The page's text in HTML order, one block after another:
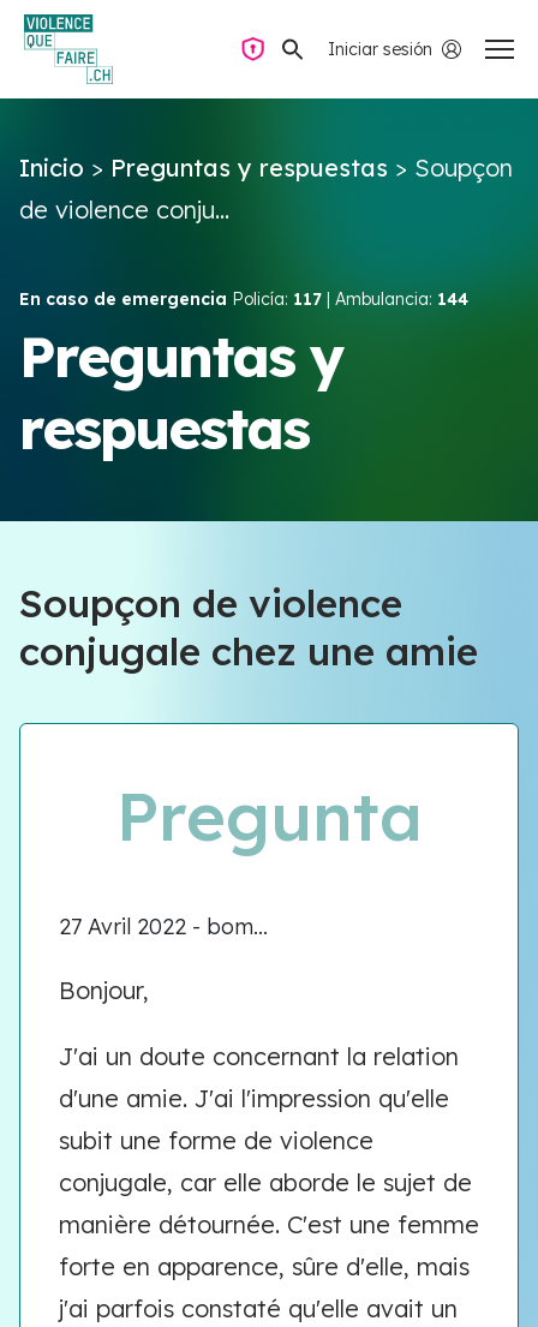
Iniciar sesión
Preguntas y respuestas
Violencia de pareja
Recursos y campañas
Navegación privada
Inicio > Preguntas y respuestas > Soupçon
de violence conju...
En caso de emergencia Policía: 117 | Ambulancia: 144
Preguntas y
respuestas
Soupçon de violence
conjugale chez une amie
Pregunta
27 Avril 2022 - bom...
Bonjour,
J'ai un doute concernant la relation
d'une amie. J'ai l'impression qu'elle
subit une forme de violence
conjugale, car elle aborde le sujet de
manière détournée. C'est une femme
forte en apparence, sûre d'elle, mais
j'ai parfois constaté qu'elle avait un